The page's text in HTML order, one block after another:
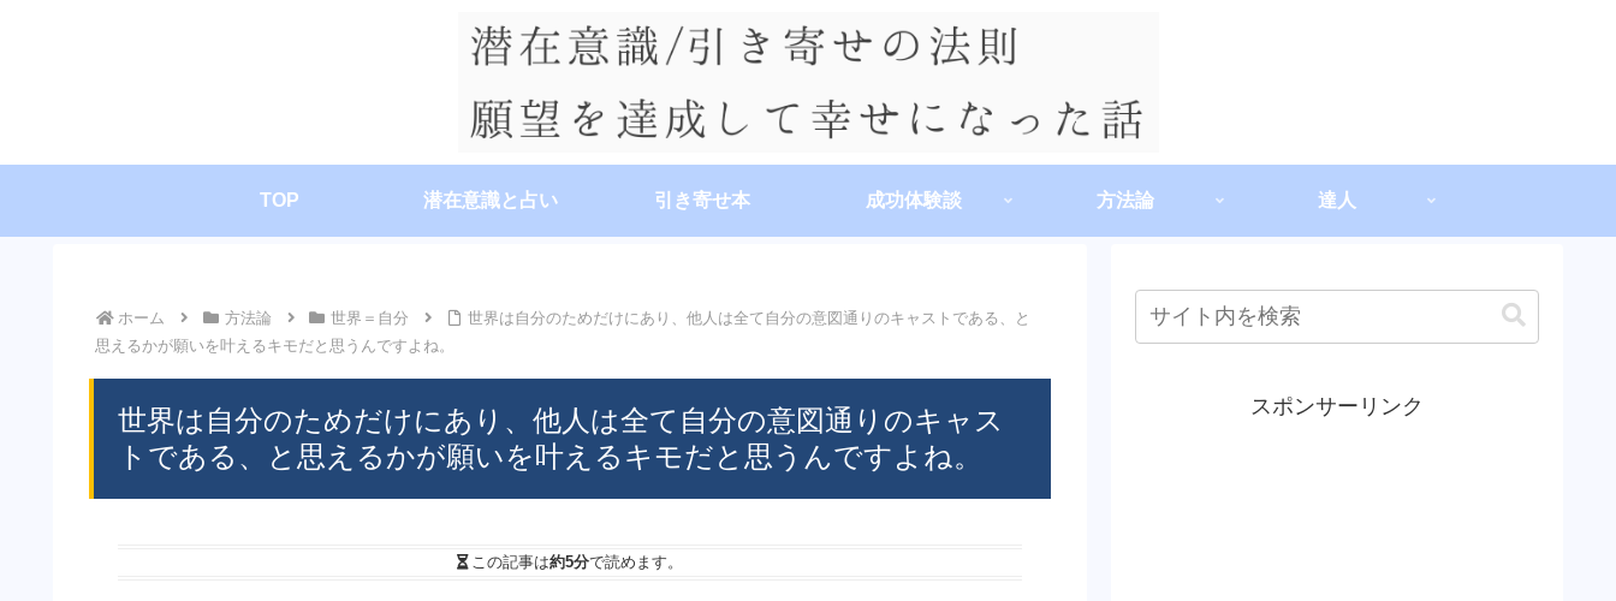
TOP 潜在意識と占い 引き寄せ本 成功体験談 方法論 達人
ホーム 方法論 世界＝自分
世界は自分のためだけにあり、他人は全て自分の意図通りのキャストである、と
思えるかが願いを叶えるキモだと思うんですよね。
世界は自分のためだけにあり、他人は全て自分の意図通りのキャス
トである、と思えるかが願いを叶えるキモだと思うんですよね。
この記事は約5分で読めます。
スポンサーリンク